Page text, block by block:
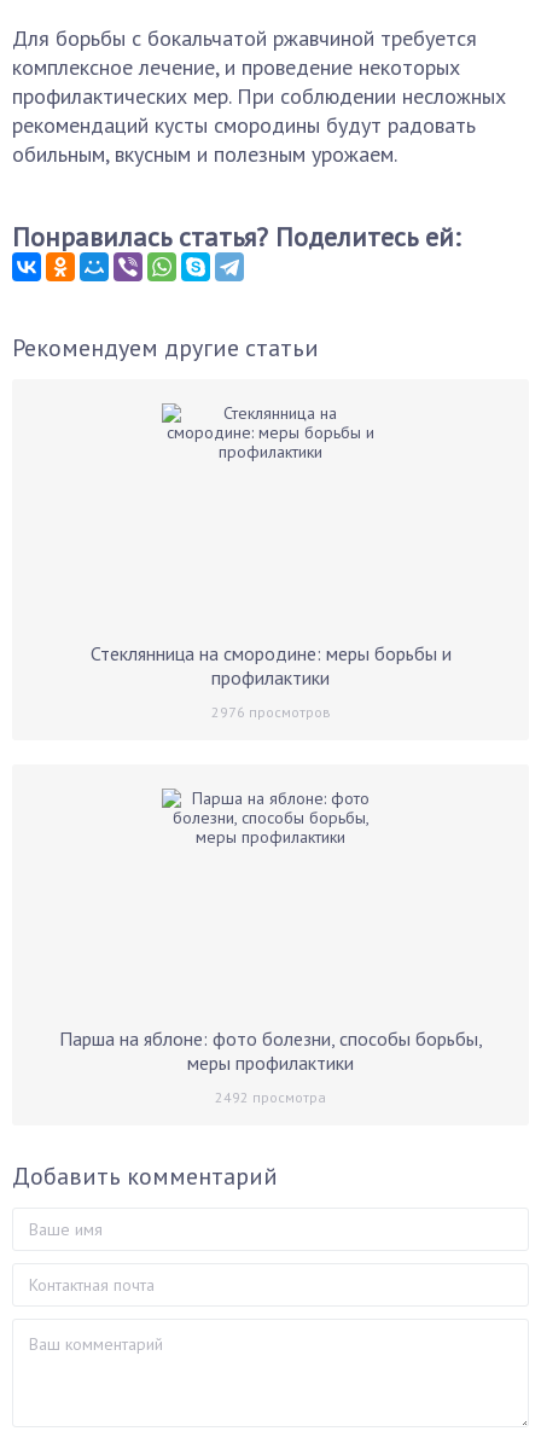
Для борьбы с бокальчатой ржавчиной требуется
комплексное лечение, и проведение некоторых
профилактических мер. При соблюдении несложных
рекомендаций кусты смородины будут радовать
обильным, вкусным и полезным урожаем.
Понравилась статья? Поделитесь ей:
Рекомендуем другие статьи
Стеклянница на смородине: меры борьбы и
профилактики
2976 просмотров
Парша на яблоне: фото болезни, способы борьбы,
меры профилактики
2492 просмотра
Добавить комментарий